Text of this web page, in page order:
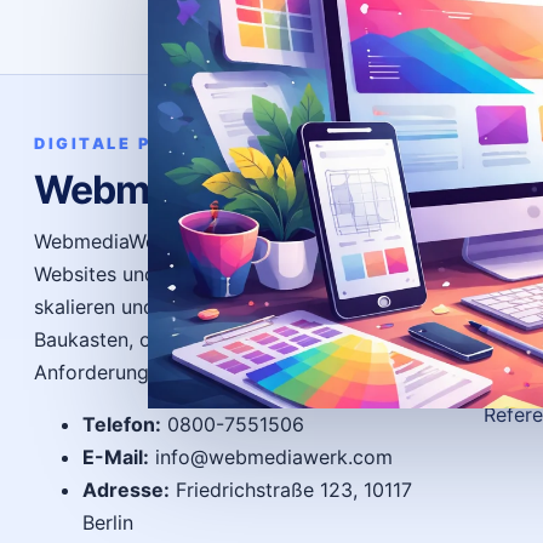
DIGITALE PRÄSENZ
WebmediaWerk
WebmediaWerk entwickelt individuelle
Websites und Systeme, die funktionieren,
skalieren und Ergebnisse bringen – ohne
Baukasten, ohne Kompromisse, exakt auf Ihre
Anforderungen zugeschnitten.
Telefon: 0800-7551506
E-Mail: info@webmediawerk.com
Adresse: Friedrichstraße 123, 10117
Berlin
News
FAQ